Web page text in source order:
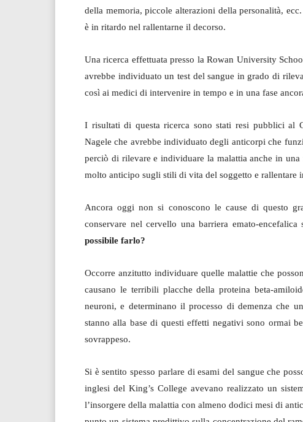
della memoria, piccole alterazioni della personalità,
è in ritardo nel rallentarne il decorso.
Una ricerca effettuata presso la Rowan University
avrebbe individuato un test del sangue in grado di
così ai medici di intervenire in tempo e in una fase
I risultati di questa ricerca sono stati resi pubblici al
Nagele che avrebbe individuato degli anticorpi che
perciò di rilevare e individuare la malattia anche in
molto anticipo sugli stili di vita del soggetto e rallentare
Ancora oggi non si conoscono le cause di questo
conservare nel cervello una barriera emato-
possibile farlo?
Occorre anzitutto individuare quelle malattie che
causano le terribili placche della proteina beta-
neuroni, e determinano il processo di demenza che
stanno alla base di questi effetti negativi sono ormai
sovrappeso.
Si è sentito spesso parlare di esami del sangue che
inglesi del King’s College avevano realizzato un
l’insorgere della malattia con almeno dodici mesi di